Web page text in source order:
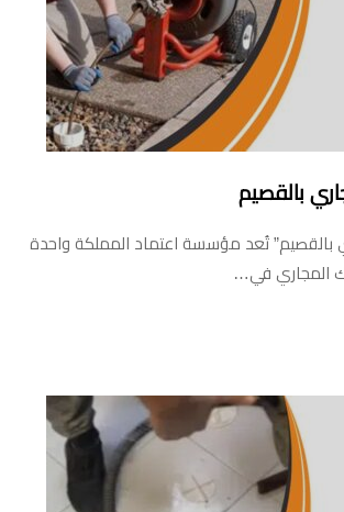
بالقصيم
بالقصيم” تُعد مؤسسة اعتماد المملكة واحدة
المجاري في…